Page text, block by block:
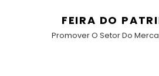
FEIRA DO
Promover O Setor Do